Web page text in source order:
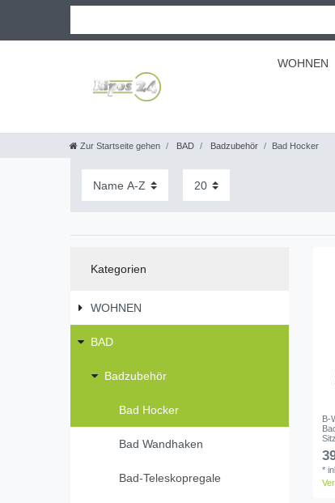
WOHNEN
Zur Startseite gehen BAD Badzubehör Bad Hocker
Kategorien
WOHNEN
BAD
Badzubehör
Bad Hocker
Bad Wandhaken
Bad-Teleskopregale
B-
*